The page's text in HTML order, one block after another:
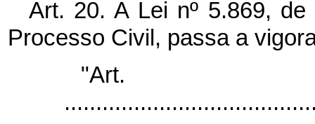
Art. 20. A Lei nº 5.869,
Processo Civil, passa a